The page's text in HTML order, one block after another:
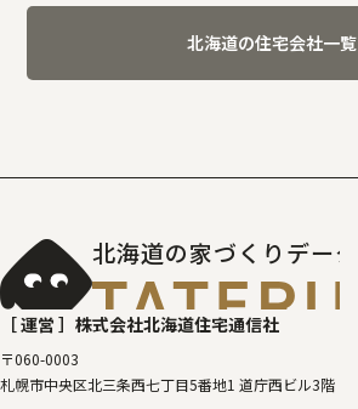
北海道の住宅会社一覧
北海道の家づくりデータ
［ 運営 ］ 株式会社北海道住宅通信社
〒060-0003
札幌市中央区北三条西七丁目5番地1 道庁西ビル3階